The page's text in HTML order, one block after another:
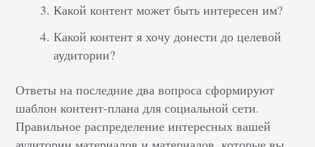
Какой контент может быть интересен им?
Какой контент я хочу донести до целевой
аудитории?
Ответы на последние два вопроса сформируют
шаблон контент-плана для социальной сети.
Правильное распределение интересных вашей